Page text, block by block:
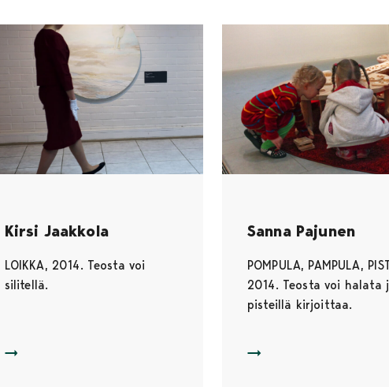
Kirsi Jaakkola
LOIKKA, 2014. Teosta voi
silitellä.
KEHONA: LOIKKA
Sanna Pajunen
POMPULA, PAMPULA,
2014. Teosta voi halata
pisteillä kirjoittaa.
KEHONA: POMPULA,